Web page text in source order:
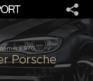
970
Porsche